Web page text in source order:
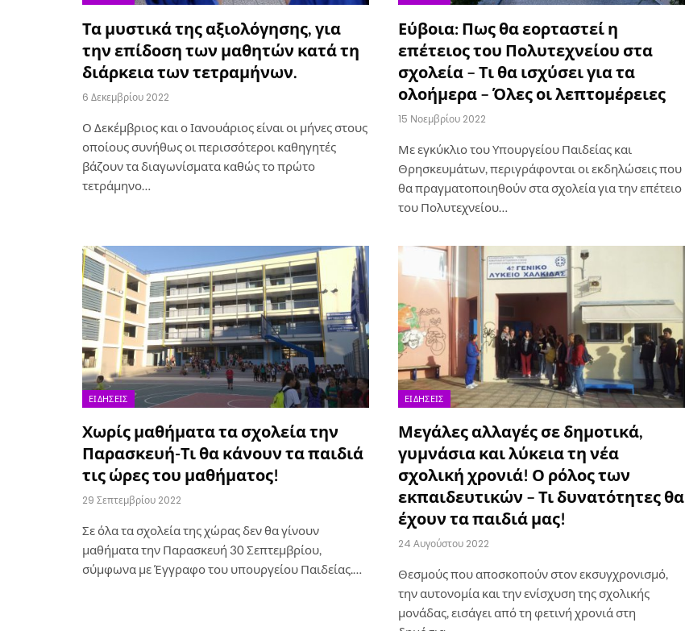
Τα μυστικά της αξιολόγησης, για
την επίδοση των μαθητών κατά τη
διάρκεια των τετραμήνων.
6 Δεκεμβρίου 2022
Ο Δεκέμβριος και ο Ιανουάριος είναι οι μήνες στους
οποίους συνήθως οι περισσότεροι καθηγητές
βάζουν τα διαγωνίσματα καθώς το πρώτο
τετράμηνο…
Εύβοια: Πως θα εορταστεί η
επέτειος του Πολυτεχνείου στα
σχολεία – Τι θα ισχύσει για τα
ολοήμερα – Όλες οι λεπτομέρειες
15 Νοεμβρίου 2022
Με εγκύκλιο του Υπουργείου Παιδείας και
Θρησκευμάτων, περιγράφονται οι εκδηλώσεις που
θα πραγματοποιηθούν στα σχολεία για την επέτειο
του Πολυτεχνείου…
ΕΙΔΉΣΕΙΣ
Χωρίς μαθήματα τα σχολεία την
Παρασκευή-Τι θα κάνουν τα παιδιά
τις ώρες του μαθήματος!
29 Σεπτεμβρίου 2022
Σε όλα τα σχολεία της χώρας δεν θα γίνουν
μαθήματα την Παρασκευή 30 Σεπτεμβρίου,
σύμφωνα με Έγγραφο του υπουργείου Παιδείας.…
ΕΙΔΉΣΕΙΣ
Μεγάλες αλλαγές σε δημοτικά,
γυμνάσια και λύκεια τη νέα
σχολική χρονιά! Ο ρόλος των
εκπαιδευτικών – Τι δυνατότητες θα
έχουν τα παιδιά μας!
24 Αυγούστου 2022
Θεσμούς που αποσκοπούν στον εκσυγχρονισμό,
την αυτονομία και την ενίσχυση της σχολικής
μονάδας, εισάγει από τη φετινή χρονιά στη